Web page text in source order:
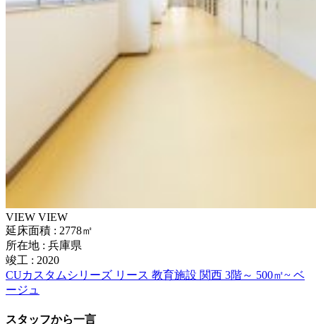
VIEW VIEW
延床面積 : 2778㎡
所在地 : 兵庫県
竣工 : 2020
CUカスタムシリーズ リース 教育施設 関西 3階～ 500㎡~ ベ
ージュ
スタッフから一言